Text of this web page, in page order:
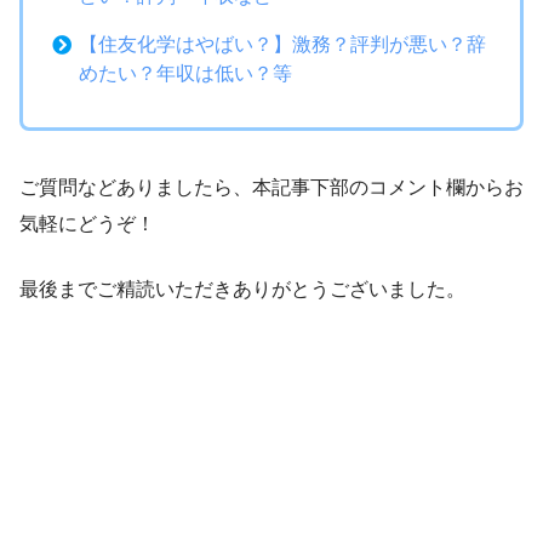
【住友化学はやばい？】激務？評判が悪い？辞
めたい？年収は低い？等
ご質問などありましたら、本記事下部のコメント欄からお
気軽にどうぞ！
最後までご精読いただきありがとうございました。